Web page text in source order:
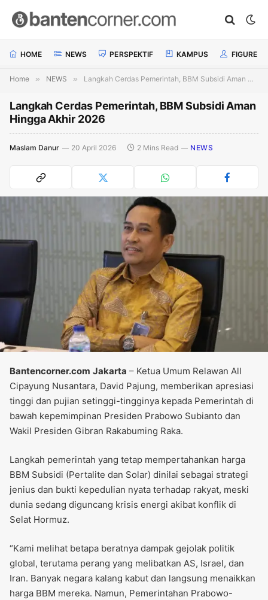
HOME NEWS PERSPEKTIF KAMPUS FIGURE
Home » NEWS » Langkah Cerdas Pemerintah, BBM Subsidi Aman Hingga Akhir 2026
Langkah Cerdas Pemerintah, BBM Subsidi Aman
Hingga Akhir 2026
Maslam Danur 20 April 2026 2 Mins Read NEWS
Bantencorner.com Jakarta – Ketua Umum Relawan All
Cipayung Nusantara, David Pajung, memberikan apresiasi
tinggi dan pujian setinggi-tingginya kepada Pemerintah di
bawah kepemimpinan Presiden Prabowo Subianto dan
Wakil Presiden Gibran Rakabuming Raka.
Langkah pemerintah yang tetap mempertahankan harga
BBM Subsidi (Pertalite dan Solar) dinilai sebagai strategi
jenius dan bukti kepedulian nyata terhadap rakyat, meski
dunia sedang diguncang krisis energi akibat konflik di
Selat Hormuz.
“Kami melihat betapa beratnya dampak gejolak politik
global, terutama perang yang melibatkan AS, Israel, dan
Iran. Banyak negara kalang kabut dan langsung menaikkan
harga BBM mereka. Namun, Pemerintahan Prabowo-